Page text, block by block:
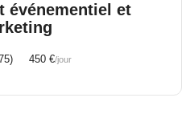
événementiel et
450 €/jour